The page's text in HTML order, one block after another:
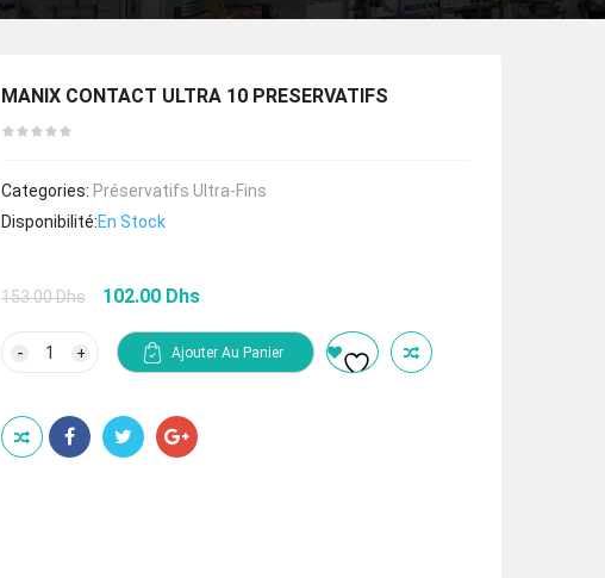
MANIX CONTACT ULTRA 10 PRESERVATIFS
Categories: Préservatifs Ultra-Fins
Disponibilité:En Stock
153.00Dhs
Le
initial
était :
102.00 Dhs
est :
ULTRA
10
PRESERVATIFS
Ajouter Au Panier